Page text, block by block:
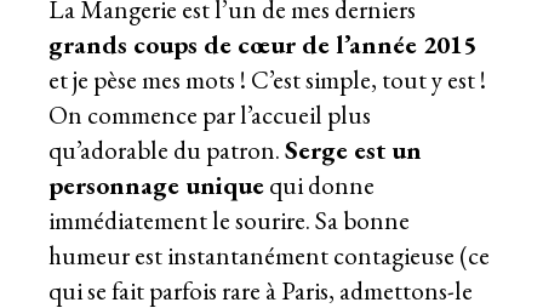
La Mangerie est l’un de mes derniers
grands coups de cœur de l’année 2015
et je pèse mes mots ! C’est simple, tout y est !
On commence par l’accueil plus
qu’adorable du patron.Serge est un
personnage uniquequi donne
immédiatement le sourire. Sa bonne
humeur est instantanément contagieuse (ce
qui se fait parfois rare à Paris, admettons-le